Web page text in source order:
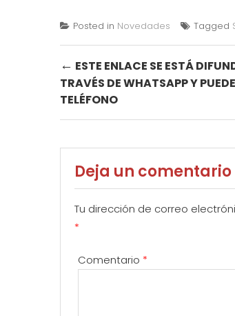
Posted in Novedades Tagged
Post
navigation
← ESTE ENLACE SE ESTÁ
TRAVÉS DE WHATSAPP Y
TELÉFONO
Deja un comentario
Tu dirección de correo
*
Comentario *